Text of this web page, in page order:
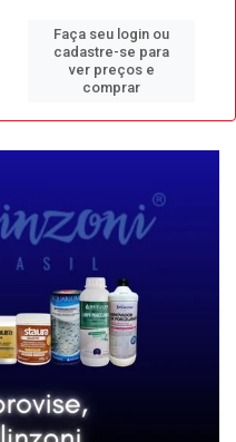
Faça seu login ou
cadastre-se para
ver preços e
comprar